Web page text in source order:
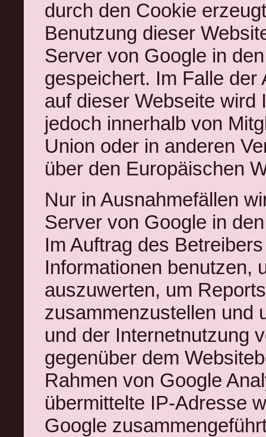
durch den Cookie
Benutzung dieser
Server von Google in
gespeichert. Im Falle
auf dieser Webseite
jedoch innerhalb von
Union oder in anderen
über den Europäischen
Nur in Ausnahmefällen
Server von Google in
Im Auftrag des
Informationen benutzen,
auszuwerten, um
zusammenzustellen und
und der Internetnutzung
gegenüber dem
Rahmen von Google
übermittelte IP-Adresse
Google